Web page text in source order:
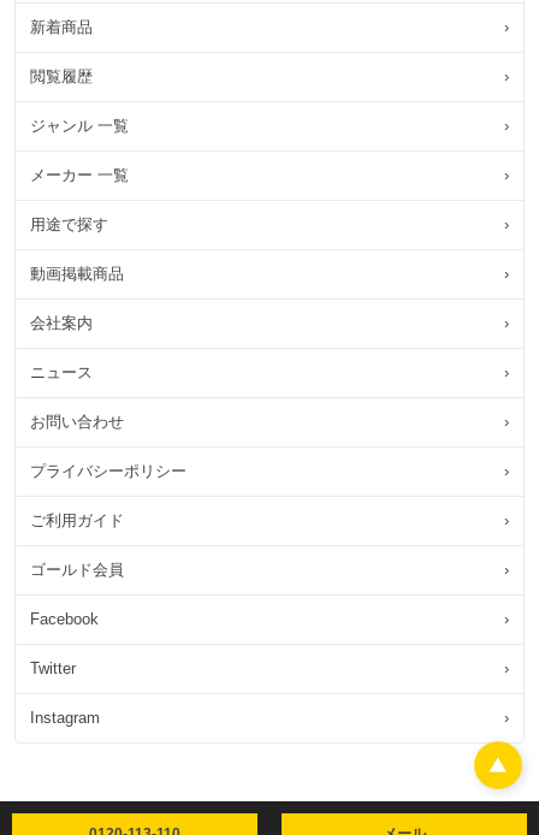
新着商品 ›
閲覧履歴 ›
ジャンル 一覧 ›
メーカー 一覧 ›
用途で探す ›
動画掲載商品 ›
会社案内 ›
ニュース ›
お問い合わせ ›
プライバシーポリシー ›
ご利用ガイド ›
ゴールド会員 ›
Facebook ›
Twitter ›
Instagram ›